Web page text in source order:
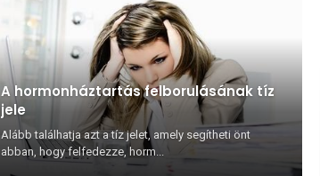
A hormonháztartás felborulásának tíz
jele
Alább találhatja azt a tíz jelet, amely segítheti önt
abban, hogy felfedezze, horm...